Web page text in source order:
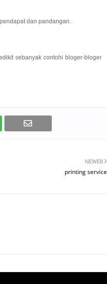
dan pandangan.
sebanyak contohi bloger-bloger
NEWER
printing service